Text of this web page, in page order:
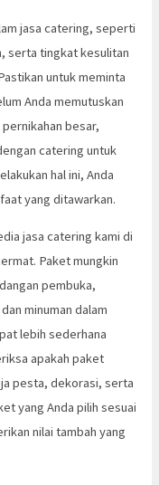
jasa catering, seperti
serta tingkat kesulitan
untuk meminta
Anda memutuskan
besar,
catering untuk
hal ini, Anda
yang ditawarkan.
jasa catering kami di
Paket mungkin
pembuka,
minuman dalam
lebih sederhana
apakah paket
pesta, dekorasi, serta
yang Anda pilih sesuai
nilai tambah yang